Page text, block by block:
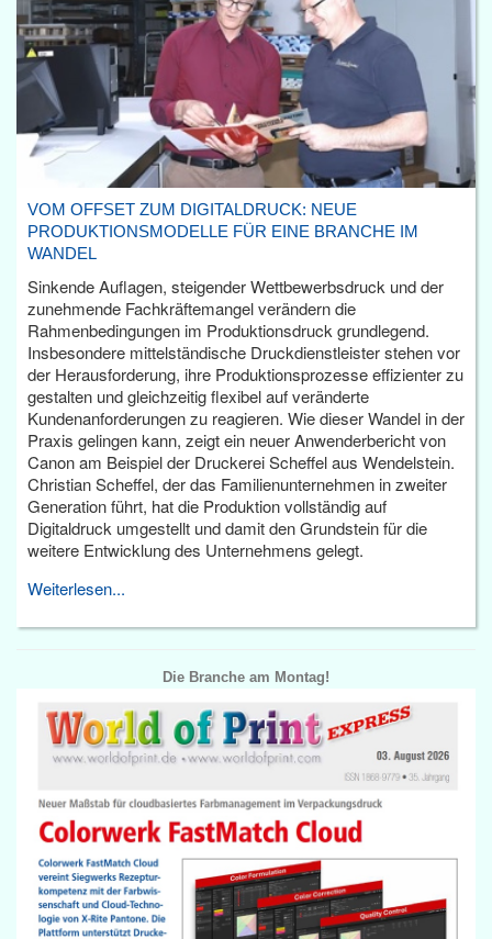
VOM OFFSET ZUM DIGITALDRUCK: NEUE
PRODUKTIONSMODELLE FÜR EINE BRANCHE IM
WANDEL
Sinkende Auflagen, steigender Wettbewerbsdruck und der
zunehmende Fachkräftemangel verändern die
Rahmenbedingungen im Produktionsdruck grundlegend.
Insbesondere mittelständische Druckdienstleister stehen vor
der Herausforderung, ihre Produktionsprozesse effizienter zu
gestalten und gleichzeitig flexibel auf veränderte
Kundenanforderungen zu reagieren. Wie dieser Wandel in der
Praxis gelingen kann, zeigt ein neuer Anwenderbericht von
Canon am Beispiel der Druckerei Scheffel aus Wendelstein.
Christian Scheffel, der das Familienunternehmen in zweiter
Generation führt, hat die Produktion vollständig auf
Digitaldruck umgestellt und damit den Grundstein für die
weitere Entwicklung des Unternehmens gelegt.
Weiterlesen...
Die Branche am Montag!